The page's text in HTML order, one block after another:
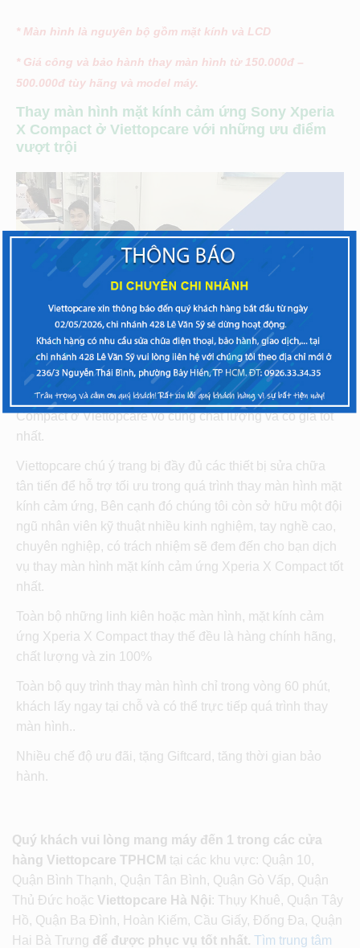
* Màn hình là nguyên bộ gồm mặt kính và LCD
* Giá công và bảo hành thay màn hình từ 150.000đ –
500.000đ tùy hãng và model máy.
Thay màn hình mặt kính cảm ứng Sony Xperia
X Compact ở Viettopcare với những ưu điểm
vượt trội
Dịch vụ thay màn hình mặt kính cảm ứng Sony Xperia X
Compact ở Viettopcare vô cùng chất lượng và có giá tốt
nhất.
Viettopcare chú ý trang bị đầy đủ các thiết bị sửa chữa
tân tiến để hỗ trợ tối ưu trong quá trình thay màn hình mặt
kính cảm ứng, Bên cạnh đó chúng tôi còn sở hữu một đội
ngũ nhân viên kỹ thuật nhiều kinh nghiệm, tay nghề cao,
chuyên nghiệp, có trách nhiệm sẽ đem đến cho bạn dịch
vụ thay màn hình mặt kính cảm ứng Xperia X Compact tốt
nhất.
Toàn bộ những linh kiên hoặc màn hình, mặt kính cảm
ứng Xperia X Compact thay thế đều là hàng chính hãng,
chất lượng và zin 100%
Toàn bộ quy trình thay màn hình chỉ trong vòng 60 phút,
khách lấy ngay tại chỗ và có thể trực tiếp quá trình thay
màn hình..
Nhiều chế độ ưu đãi, tặng Giftcard, tăng thời gian bảo
hành.
Quý khách vui lòng mang máy đến 1 trong các cửa
hàng Viettopcare TPHCM tại các khu vực: Quận 10,
Quận Bình Thạnh, Quận Tân Bình, Quận Gò Vấp, Quận
Thủ Đức hoặc Viettopcare Hà Nội: Thụy Khuê, Quận Tây
Hồ, Quận Ba Đình, Hoàn Kiếm, Cầu Giấy, Đống Đa, Quận
Hai Bà Trưng để được phục vụ tốt nhất. Tìm trung tâm